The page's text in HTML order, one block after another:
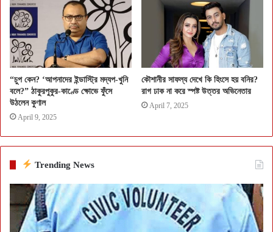
“চুপ কেন? ‘আপনাদের ইন্ডাস্ট্রি মদ্যপ-খুনি
বলে?” ঠাকুরপুকুর-কাণ্ডে ক্ষোভে ফুঁসে
উঠলেন কুণাল
April 9, 2025
কৌশানীর সাফল্য দেখে কি হিংসে হয় বনির?
রাগ ঢাক না করে স্পষ্ট উত্তর অভিনেতার
April 7, 2025
Trending News